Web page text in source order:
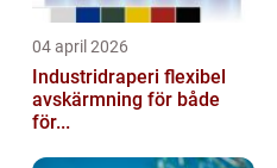
04 april 2026
Industridraperi flexibel
avskärmning för både
för...